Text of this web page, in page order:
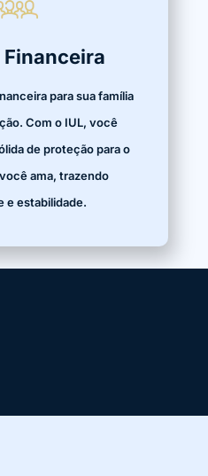
para sua família
Com o IUL, você
de proteção para o
ama, trazendo
e estabilidade.